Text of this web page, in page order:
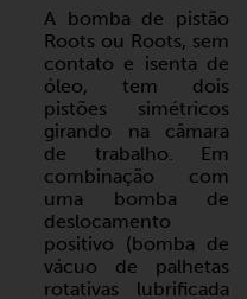
A bomba de pistão
Roots ou Roots, sem
contato e isenta de
óleo, tem dois
pistões simétricos
girando na câmara
de trabalho. Em
combinação com
uma bomba de
deslocamento
positivo (bomba de
vácuo de palhetas
rotativas lubrificada